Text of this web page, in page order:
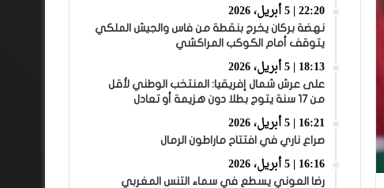
22:20 | 5 أبريل، 2026
نهضة بركان يخرج بنقطة من فاس والجيش الملكي
يتوقف أمام الكوكب المراكشي
18:13 | 5 أبريل، 2026
على عرش شمال إفريقيا: المنتخب الوطني لأقل
من 17 سنة يتوج بطلا دون هزيمة أو تعادل
16:21 | 5 أبريل، 2026
صراع ناري في افتتاح ماراطون الرمال
16:16 | 5 أبريل، 2026
رضا العوني يسطع في سماء التنس المغربي